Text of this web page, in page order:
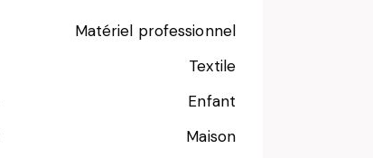
Matériel professionnel
Textile
Enfant
Maison